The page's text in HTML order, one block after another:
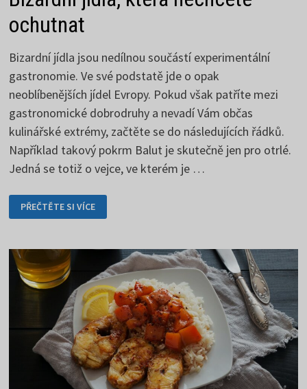
ochutnat
Bizardní jídla jsou nedílnou součástí experimentální
gastronomie. Ve své podstatě jde o opak
neoblíbenějších jídel Evropy. Pokud však patříte mezi
gastronomické dobrodruhy a nevadí Vám občas
kulinářské extrémy, začtěte se do následujících řádků.
Například takový pokrm Balut je skutečně jen pro otrlé.
Jedná se totiž o vejce, ve kterém je …
BIZARDNÍ
JÍDLA,
KTERÁ
PŘEČTĚTE SI VÍCE